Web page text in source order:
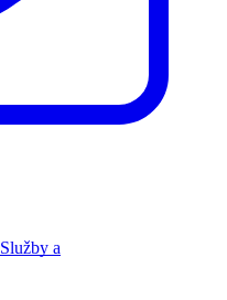
Služby a